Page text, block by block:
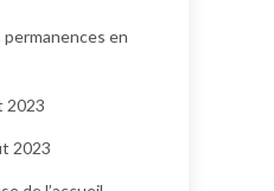
permanences en
2023
2023